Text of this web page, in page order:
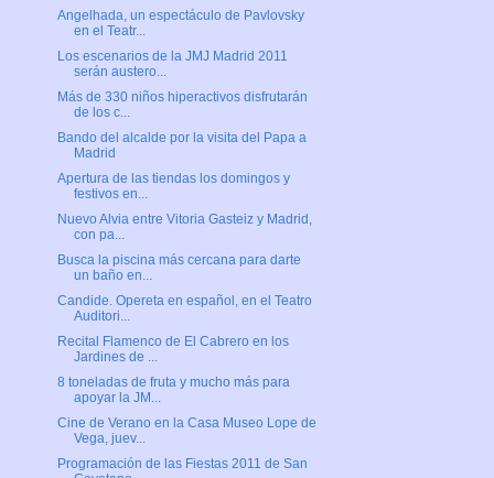
Angelhada, un espectáculo de Pavlovsky
en el Teatr...
Los escenarios de la JMJ Madrid 2011
serán austero...
Más de 330 niños hiperactivos disfrutarán
de los c...
Bando del alcalde por la visita del Papa a
Madrid
Apertura de las tiendas los domingos y
festivos en...
Nuevo Alvia entre Vitoria Gasteiz y Madrid,
con pa...
Busca la piscina más cercana para darte
un baño en...
Candide. Opereta en español, en el Teatro
Auditori...
Recital Flamenco de El Cabrero en los
Jardines de ...
8 toneladas de fruta y mucho más para
apoyar la JM...
Cine de Verano en la Casa Museo Lope de
Vega, juev...
Programación de las Fiestas 2011 de San